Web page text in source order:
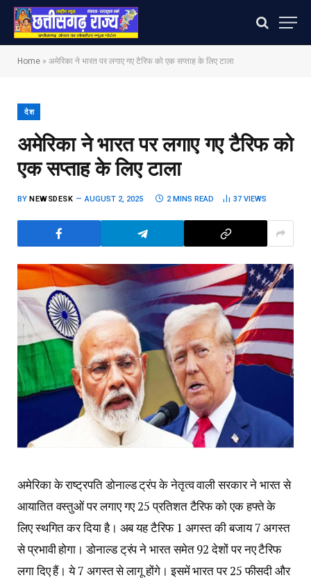
Home » अमेरिका ने भारत पर लगाए गए टैरिफ को एक सप्ताह के लिए टाला
देश
अमेरिका ने भारत पर लगाए गए टैरिफ को
एक सप्ताह के लिए टाला
BY NEWSDESK AUGUST 2, 2025 2 MINS READ 37VIEWS
अमेरिका के राष्ट्रपति डोनाल्ड ट्रंप के नेतृत्व वाली सरकार ने भारत से
आयातित वस्तुओं पर लगाए गए 25 प्रतिशत टैरिफ को एक हफ्ते के
लिए स्थगित कर दिया है। अब यह टैरिफ 1 अगस्त की बजाय 7 अगस्त
से प्रभावी होगा। डोनाल्ड ट्रंप ने भारत समेत 92 देशों पर नए टैरिफ
लगा दिए हैं। ये 7 अगस्त से लागू होंगे। इसमें भारत पर 25 फीसदी और